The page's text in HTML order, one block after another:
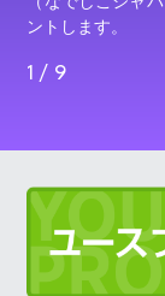
ントします。
1 / 9